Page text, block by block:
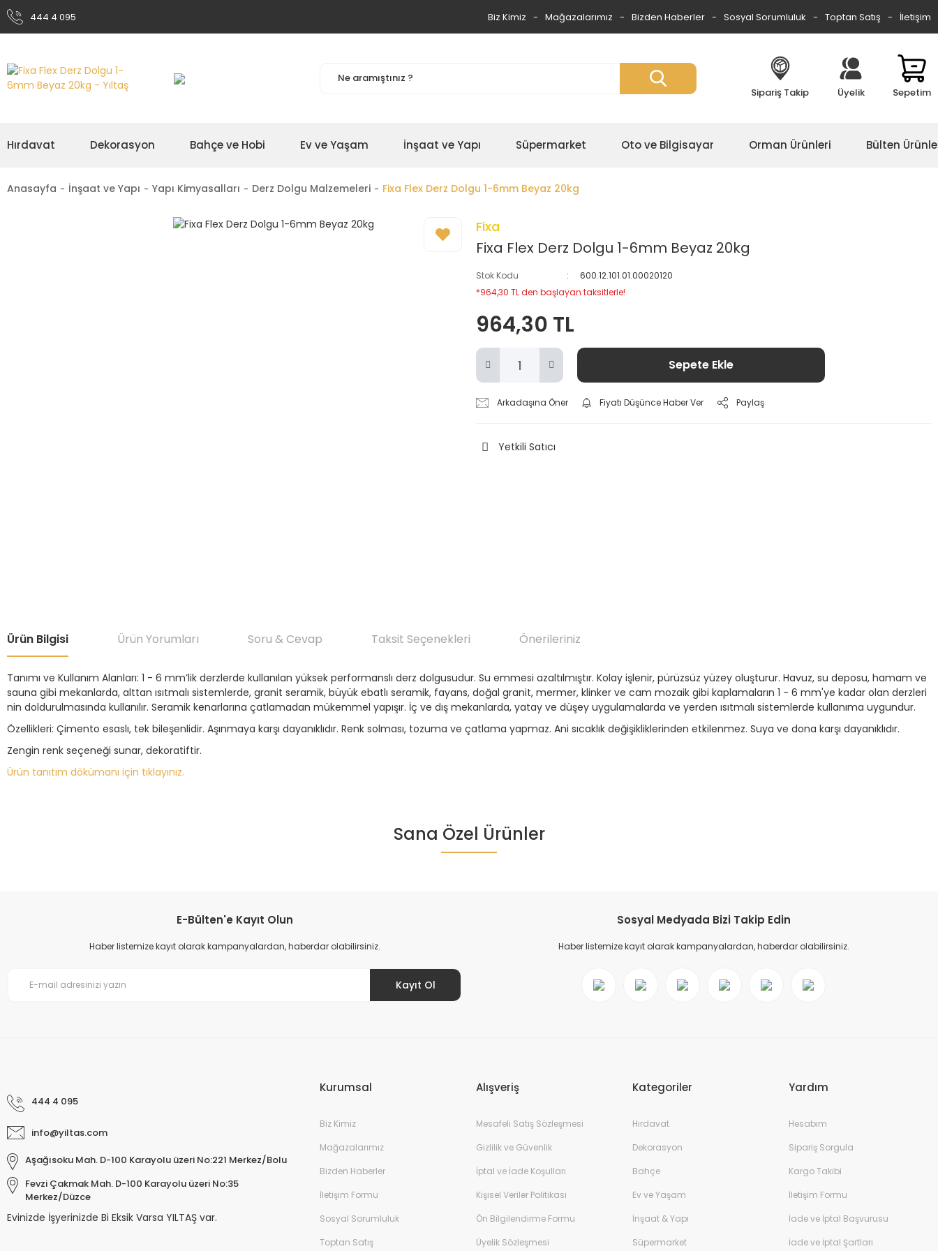
444 4 095 Biz Kimiz Mağazalarımız Bizden Haberler Sosyal Sorumluluk Toptan Satış İletişim
Sipariş Takip Üyelik Sepetim
Hırdavat Dekorasyon Bahçe ve Hobi Ev ve Yaşam İnşaat ve Yapı Süpermarket Oto ve Bilgisayar Orman Ürünleri Bülten
Anasayfa İnşaat ve Yapı Yapı Kimyasalları Derz Dolgu Malzemeleri Fixa Flex Derz Dolgu 1-6mm Beyaz 20kg
Fixa
Fixa Flex Derz Dolgu 1-6mm Beyaz 20kg
Stok Kodu
600.12.101.01.00020120
*964,30 TL den başlayan taksitlerle!
964,30 TL
Sepete Ekle
Arkadaşına Öner Fiyatı Düşünce Haber Ver Paylaş
Yetkili Satıcı
Ürün Bilgisi Ürün Yorumları Soru & Cevap Taksit Seçenekleri Önerileriniz
Tanımı ve Kullanım Alanları: 1 - 6 mm’lik derzlerde kullanılan yüksek performanslı derz dolgusudur. Su emmesi azaltılmıştır. Kolay işlenir, pürüzsüz yüzey oluşturur. Havuz, su deposu, hamam ve
sauna gibi mekanlarda, alttan ısıtmalı sistemlerde, granit seramik, büyük ebatlı seramik, fayans, doğal granit, mermer, klinker ve cam mozaik gibi kaplamaların 1 - 6 mm'ye kadar olan derzleri
nin doldurulmasında kullanılır. Seramik kenarlarına çatlamadan mükemmel yapışır. İç ve dış mekanlarda, yatay ve düşey uygulamalarda ve yerden ısıtmalı sistemlerde kullanıma uygundur.
Özellikleri: Çimento esaslı, tek bileşenlidir. Aşınmaya karşı dayanıklıdır. Renk solması, tozuma ve çatlama yapmaz. Ani sıcaklık değişikliklerinden etkilenmez. Suya ve dona karşı dayanıklıdır.
Zengin renk seçeneği sunar, dekoratiftir.
Ürün tanıtım dökümanı için tıklayınız.
Bu ürüne ilk yorumu siz yapın!
Ürün hakkında henüz soru sorulmamış.
Bu ürünün fiyat bilgisi, resim, ürün açıklamalarında ve diğer konularda yetersiz gördüğünüz noktaları öneri formunu kullanarak tarafımıza iletebilirsiniz.
Bu ürüne benzer farklı alternatifler olmalı.
Sana Özel Ürünler
E-Bülten'e Kayıt Olun
Haber listemize kayıt olarak kampanyalardan, haberdar olabilirsiniz.
Kayıt Ol
Sosyal Medyada Bizi Takip Edin
Haber listemize kayıt olarak kampanyalardan, haberdar olabilirsiniz.
444 4 095
info@yiltas.com
Aşağısoku Mah. D-100 Karayolu üzeri No:221 Merkez/Bolu
Fevzi Çakmak Mah. D-100 Karayolu üzeri No:35
Merkez/Düzce
Evinizde İşyerinizde Bi Eksik Varsa YILTAŞ var.
Kurumsal
Biz Kimiz
Mağazalarımız
Bizden Haberler
İletişim Formu
Sosyal Sorumluluk
Toptan Satış
Alışveriş
Mesafeli Satış Sözleşmesi
Gizlilik ve Güvenlik
İptal ve İade Koşulları
Kişisel Veriler Politikası
Ön Bilgilendirme Formu
Üyelik Sözleşmesi
Kategoriler
Hırdavat
Dekorasyon
Bahçe
Ev ve Yaşam
İnşaat & Yapı
Süpermarket
Yardım
Hesabım
Sipariş Sorgula
Kargo Takibi
İletişim Formu
İade ve İptal Başvurusu
İade ve İptal Şartları